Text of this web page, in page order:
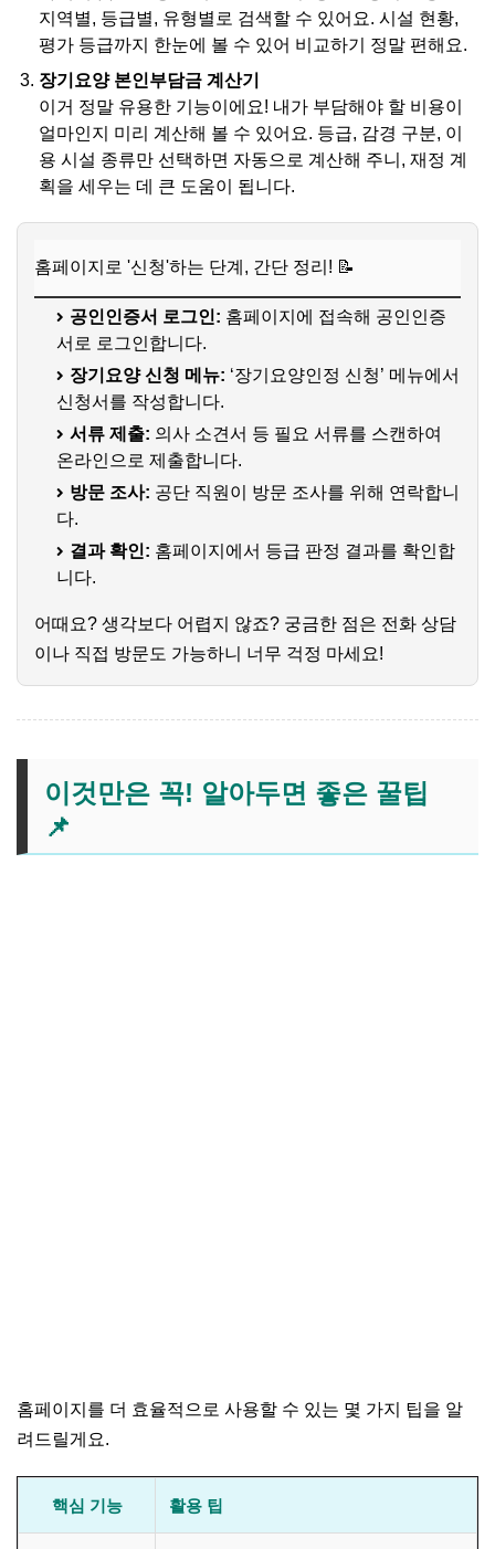
지역별, 등급별, 유형별로 검색할 수 있어요. 시설 현황,
평가 등급까지 한눈에 볼 수 있어 비교하기 정말 편해요.
장기요양 본인부담금 계산기
이거 정말 유용한 기능이에요! 내가 부담해야 할 비용이
얼마인지 미리 계산해 볼 수 있어요. 등급, 감경 구분, 이
용 시설 종류만 선택하면 자동으로 계산해 주니, 재정 계
획을 세우는 데 큰 도움이 됩니다.
홈페이지로 '신청'하는 단계, 간단 정리! 📝
공인인증서 로그인: 홈페이지에 접속해 공인인증
서로 로그인합니다.
장기요양 신청 메뉴: ‘장기요양인정 신청’ 메뉴에서
신청서를 작성합니다.
서류 제출: 의사 소견서 등 필요 서류를 스캔하여
온라인으로 제출합니다.
방문 조사: 공단 직원이 방문 조사를 위해 연락합니
다.
결과 확인: 홈페이지에서 등급 판정 결과를 확인합
니다.
어때요? 생각보다 어렵지 않죠? 궁금한 점은 전화 상담
이나 직접 방문도 가능하니 너무 걱정 마세요!
이것만은 꼭! 알아두면 좋은 꿀팁
📌
홈페이지를 더 효율적으로 사용할 수 있는 몇 가지 팁을 알
려드릴게요.
핵심 기능 활용 팁